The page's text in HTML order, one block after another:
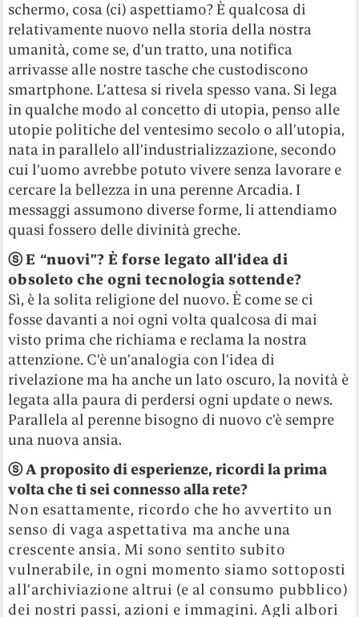
schermo, cosa (ci) aspettiamo? È qualcosa di
relativamente nuovo nella storia della nostra
umanità, come se, d’un tratto, una notifica
arrivasse alle nostre tasche che custodiscono
smartphone. L’attesa si rivela spesso vana. Si lega
in qualche modo al concetto di utopia, penso alle
utopie politiche del ventesimo secolo o all’utopia,
nata in parallelo all’industrializzazione, secondo
cui l’uomo avrebbe potuto vivere senza lavorare e
cercare la bellezza in una perenne Arcadia. I
messaggi assumono diverse forme, li attendiamo
quasi fossero delle divinità greche.
ⓢE “nuovi”? È forse legato all’idea di
obsoleto che ogni tecnologia sottende?
Sì, è la solita religione del nuovo. È come se ci
fosse davanti a noi ogni volta qualcosa di mai
visto prima che richiama e reclama la nostra
attenzione. C’è un’analogia con l’idea di
rivelazione ma ha anche un lato oscuro, la novità è
legata alla paura di perdersi ogni update o news.
Parallela al perenne bisogno di nuovo c’è sempre
una nuova ansia.
ⓢA proposito di esperienze, ricordi la prima
volta che ti sei connesso alla rete?
Non esattamente, ricordo che ho avvertito un
senso di vaga aspettativa ma anche una
crescente ansia. Mi sono sentito subito
vulnerabile, in ogni momento siamo sottoposti
all’archiviazione altrui (e al consumo pubblico)
dei nostri passi, azioni e immagini. Agli albori